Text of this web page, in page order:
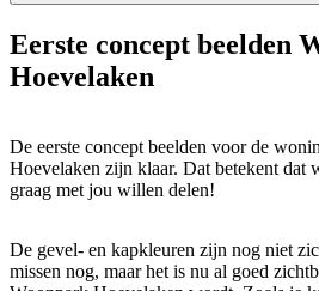
Eerste concept beelden
Hoevelaken
De eerste concept beelden voor de
Hoevelaken zijn klaar. Dat betekent dat we nu deze mooie beelden
graag met jou willen delen!
De gevel- en kapkleuren zijn nog niet
missen nog, maar het is nu al goed